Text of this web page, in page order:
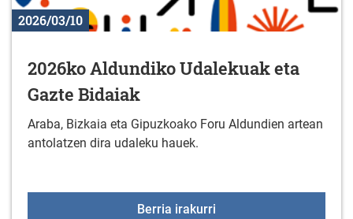
2026/03/10
2026ko Aldundiko Udalekuak eta
Gazte Bidaiak
Araba, Bizkaia eta Gipuzkoako Foru Aldundien artean
antolatzen dira udaleku hauek.
Berria irakurri